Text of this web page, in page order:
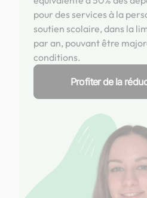
pour des services à la
soutien scolaire, dans la
par an, pouvant être
conditions.
Profiter de la